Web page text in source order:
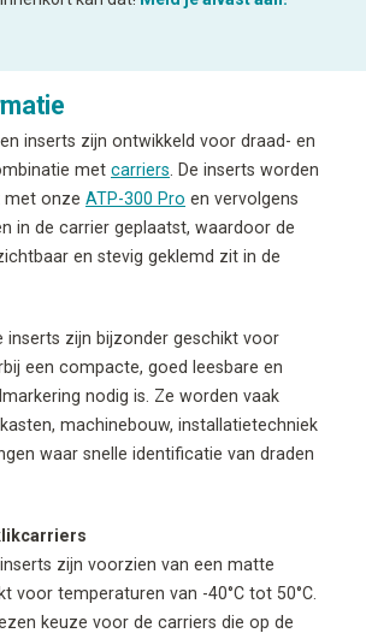
inserts zijn ontwikkeld voor draad- en
met carriers . De inserts worden
met onze ATP-300 Pro en vervolgens
in de carrier geplaatst, waardoor de
en stevig geklemd zit in de
inserts zijn bijzonder geschikt voor
een compacte, goed leesbare en
nodig is. Ze worden vaak
machinebouw, installatietechniek
waar snelle identificatie van draden
zijn voorzien van een matte
voor temperaturen van -40°C tot 50°C.
keuze voor de carriers die op de